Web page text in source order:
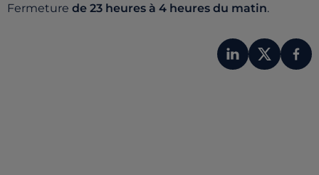
Fermeture de 23 heures à 4 heures du matin.